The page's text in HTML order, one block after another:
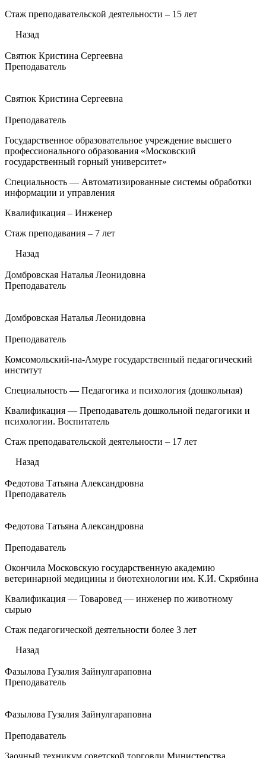
Стаж преподавательской деятельности – 15 лет
Назад
Святюк Кристина Сергеевна
Преподаватель
Святюк Кристина Сергеевна
Преподаватель
Государственное образовательное учреждение высшего
профессионального образования «Московский
государственный горный университет»
Специальность — Автоматизированные системы обработки
информации и управления
Квалификация – Инженер
Стаж преподавания – 7 лет
Назад
Домбровская Наталья Леонидовна
Преподаватель
Домбровская Наталья Леонидовна
Преподаватель
Комсомольский-на-Амуре государственный педагогический
институт
Специальность — Педагогика и психология (дошкольная)
Квалификация — Преподаватель дошкольной педагогики и
психологии. Воспитатель
Стаж преподавательской деятельности – 17 лет
Назад
Федотова Татьяна Александровна
Преподаватель
Федотова Татьяна Александровна
Преподаватель
Окончила Московскую государственную академию
ветеринарной медицины и биотехнологии им. К.И. Скрябина
Квалификация — Товаровед — инженер по животному
сырью
Стаж педагогической деятельности более 3 лет
Назад
Фазылова Гузалия Зайнулгараповна
Преподаватель
Фазылова Гузалия Зайнулгараповна
Преподаватель